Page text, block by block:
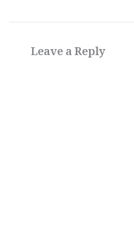
Leave a Reply